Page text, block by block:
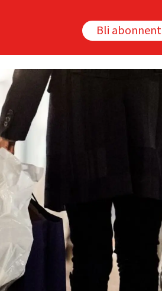
Bli abonnent